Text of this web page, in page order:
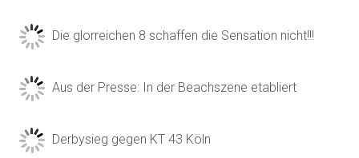
Die glorreichen 8 schaffen die Sensation nicht!!!
Aus der Presse: In der Beachszene etabliert
Derbysieg gegen KT 43 Köln